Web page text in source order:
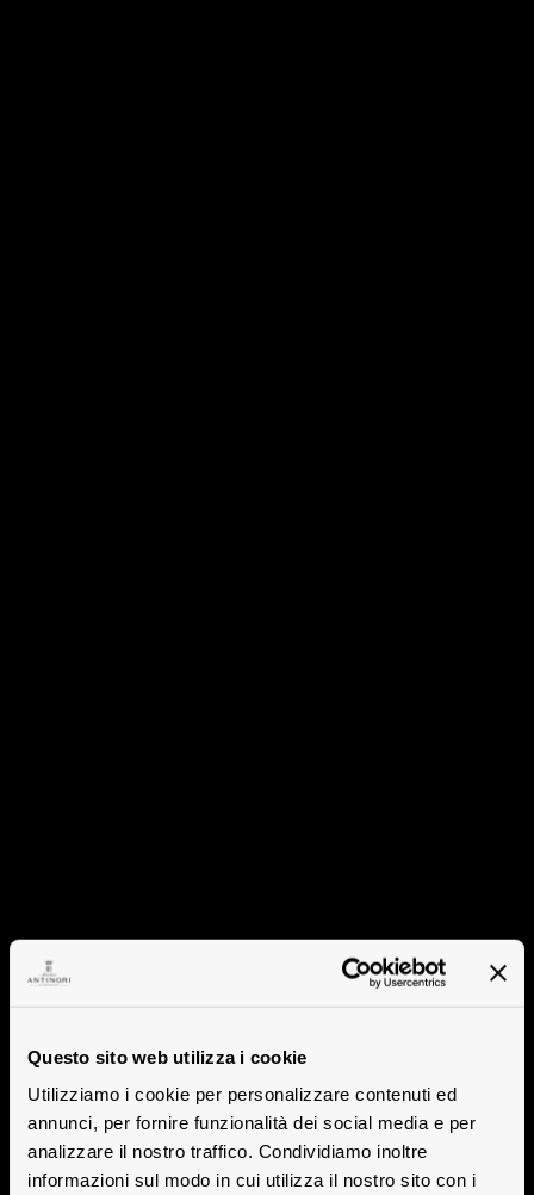
Questo sito web utilizza i cookie
Utilizziamo i cookie per personalizzare contenuti ed
annunci, per fornire funzionalità dei social media e per
analizzare il nostro traffico. Condividiamo inoltre
informazioni sul modo in cui utilizza il nostro sito con i